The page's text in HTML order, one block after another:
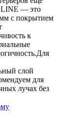
— это
с покрытием
к
слой
для
лучах без